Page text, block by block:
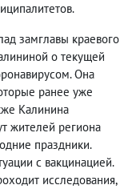
замглавы краевого
о текущей
Она
ранее уже
Калинина
жителей региона
праздники.
с вакцинацией.
исследования,